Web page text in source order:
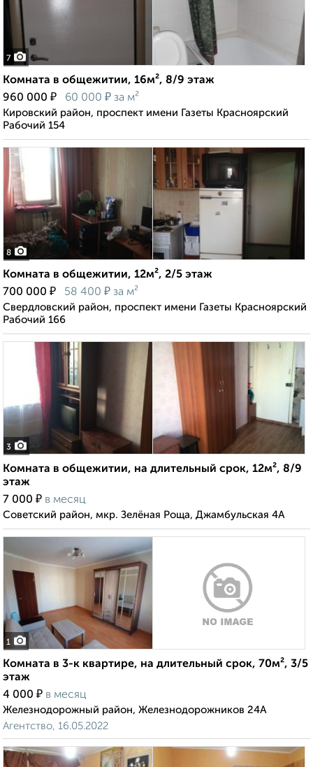
7
Комната в общежитии, 16м², 8/9 этаж
960 000 ₽ 60 000 ₽ за м²
Кировский район, проспект имени Газеты Красноярский
Рабочий 154
8
Комната в общежитии, 12м², 2/5 этаж
700 000 ₽ 58 400 ₽ за м²
Свердловский район, проспект имени Газеты Красноярский
Рабочий 166
3
Комната в общежитии, на длительный срок, 12м², 8/9
этаж
7 000 ₽ в месяц
Советский район, мкр. Зелёная Роща, Джамбульская 4А
1
Комната в 3-к квартире, на длительный срок, 70м², 3/5
этаж
4 000 ₽ в месяц
Железнодорожный район, Железнодорожников 24А
Агентство, 16.05.2022